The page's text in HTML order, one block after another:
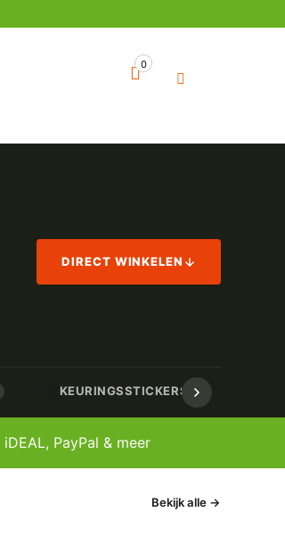
0
DIRECT WINKELEN
KEURINGSSTICKERS 17
iDEAL, PayPal & meer
Bekijk alle →